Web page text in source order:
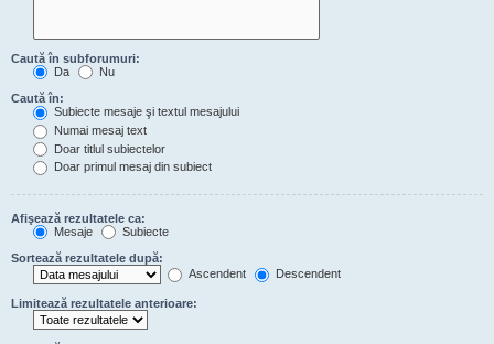
Caută în subforumuri:
Da
Nu
Caută în:
Subiecte mesaje şi textul mesajului
Numai mesaj text
Doar titlul subiectelor
Doar primul mesaj din subiect
Afişează rezultatele ca:
Mesaje
Subiecte
Sortează rezultatele după:
Ascendent
Descendent
Limitează rezultatele anterioare: